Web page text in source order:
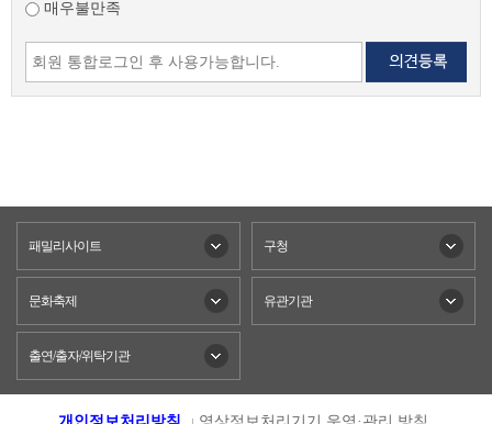
매우불만족
패밀리사이트 구청
문화축제 유관기관
출연/출자/위탁기관